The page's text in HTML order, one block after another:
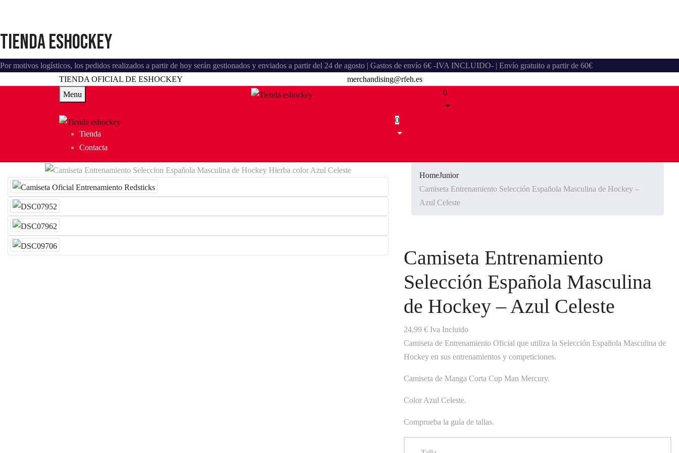
Tienda eshockey
Por motivos logísticos, los pedidos realizados a partir de hoy serán gestionados y enviados a partir del 24 de agosto | Gastos de envío 6€ -IVA INCLUIDO- | Envío gratuito a partir de 60€
TIENDA OFICIAL DE ESHOCKEY
merchandising@rfeh.es
Menu
0
Tienda
Contacta
0
HomeJunior
Camiseta Entrenamiento Selección Española Masculina de Hockey –
Azul Celeste
Camiseta Entrenamiento
Selección Española Masculina
de Hockey – Azul Celeste
24,99 €Iva Incluido
Camiseta de Entrenamiento Oficial que utiliza la Selección Española Masculina de
Hockey en sus entrenamientos y competiciones.
Camiseta de Manga Corta Cup Man Mercury.
Color Azul Celeste.
Comprueba la guía de tallas.